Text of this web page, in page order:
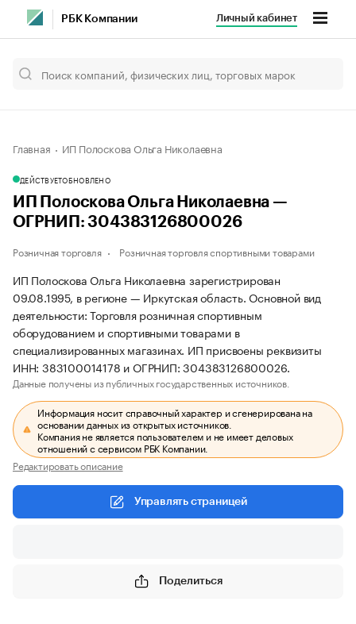
РБК Компании Личный кабинет
Главная ИП Полоскова Ольга Николаевна
ДЕЙСТВУЕТОБНОВЛЕНО
ИП Полоскова Ольга Николаевна —
ОГРНИП: 304383126800026
Розничная торговля Розничная торговля спортивными товарами
ИП Полоскова Ольга Николаевна зарегистрирован
09.08.1995, в регионе — Иркутская область. Основной вид
деятельности: Торговля розничная спортивным
оборудованием и спортивными товарами в
специализированных магазинах. ИП присвоены реквизиты
ИНН: 383100014178 и ОГРНИП: 304383126800026.
Данные получены из публичных государственных источников.
Информация носит справочный характер и сгенерирована на
основании данных из открытых источников.
Компания не является пользователем и не имеет деловых
отношений с сервисом РБК Компании.
Редактировать описание
Управлять страницей
Поделиться